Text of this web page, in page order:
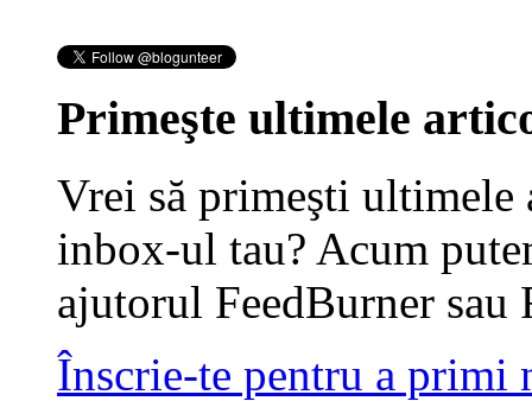
Primeşte ultimele
Vrei să primeşti
inbox-ul tau? Acum
ajutorul FeedBurner sau
Înscrie-te pentru a primi